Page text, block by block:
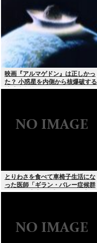
映画『アルマゲドン』は正しかっ
た？ 小惑星を内側から核爆破する
地球防衛策
とりわさを食べて車椅子生活にな
った医師「ギラン・バレー症候群
になって本当に絶望。死んだ方が